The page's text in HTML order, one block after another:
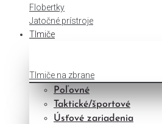
Flobertky
Jatočné prístroje
Tlmiče
Tlmiče na zbrane
Poľovné
Taktické/športové
Úsťové zariadenia